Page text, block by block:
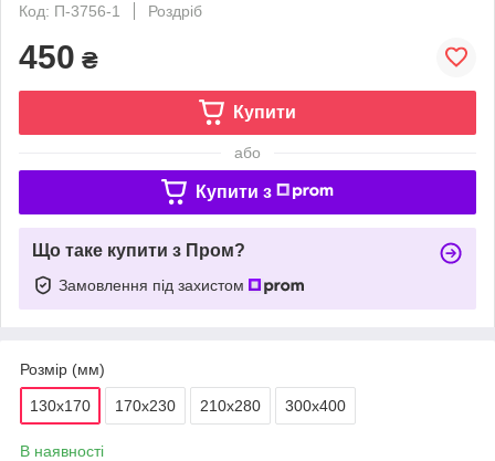
Код: П-3756-1
Роздріб
450 ₴
Купити
або
Купити з
Що таке купити з Пром?
Замовлення під захистом
Розмір (мм)
130х170 170х230 210х280 300х400
В наявності